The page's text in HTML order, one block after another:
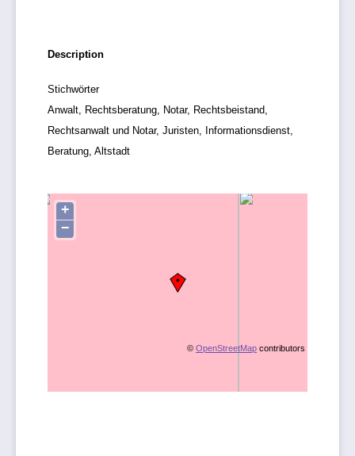
Description
Stichwörter
Anwalt, Rechtsberatung, Notar, Rechtsbeistand,
Rechtsanwalt und Notar, Juristen, Informationsdienst,
Beratung, Altstadt
+
−
© OpenStreetMap contributors